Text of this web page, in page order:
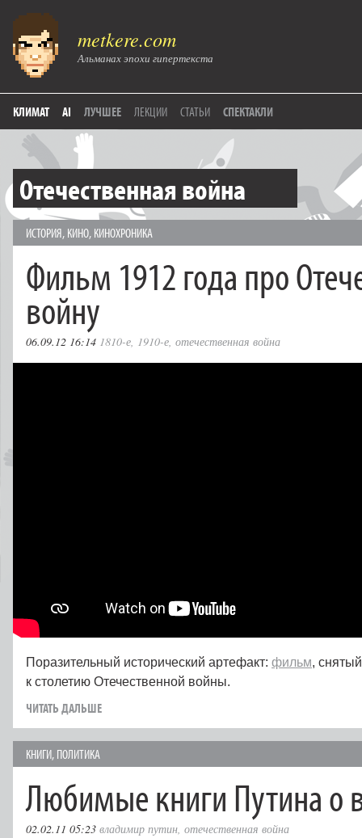
metkere.com
Альманах эпохи гипертекста
КЛИМАТ AI ЛУЧШЕЕ ЛЕКЦИИ СТАТЬИ СПЕКТАКЛИ
Отечественная война
ИСТОРИЯ, КИНО, КИНОХРОНИКА
Фильм 1912 года про
войну
06.09.12 16:14 1810-е, 1910-е, отечественная война
Поразительный исторический артефакт: фильм,
к столетию Отечественной войны.
ЧИТАТЬ ДАЛЬШЕ
КНИГИ, ПОЛИТИКА
Любимые книги Путина о
02.02.11 05:23 владимир путин, отечественная война